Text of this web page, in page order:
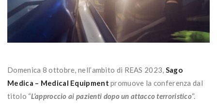
Domenica 8 ottobre, nell’ambito di REAS 2023, Sago
Medica – Medical Equipment promuove la conferenza dal
titolo “L’approccio ai pazienti dopo un attacco terroristico“.